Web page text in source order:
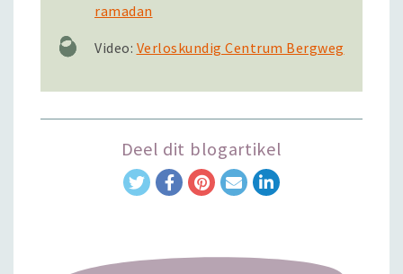
ramadan
Video: Verloskundig Centrum Bergweg
Deel dit blogartikel